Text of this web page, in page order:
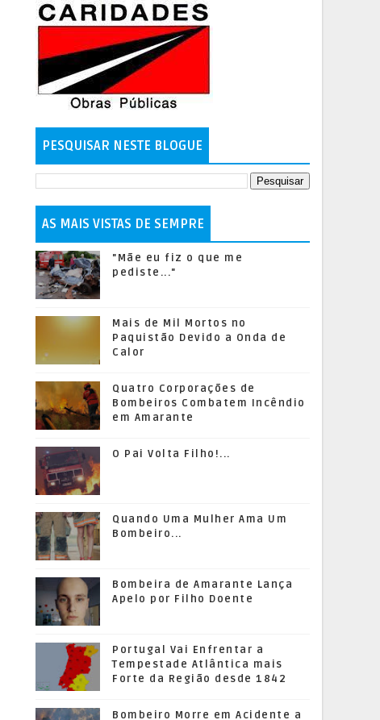
PESQUISAR NESTE BLOGUE
AS MAIS VISTAS DE SEMPRE
"Mãe eu fiz o que me
pediste..."
Mais de Mil Mortos no
Paquistão Devido a Onda de
Calor
Quatro Corporações de
Bombeiros Combatem Incêndio
em Amarante
O Pai Volta Filho!...
Quando Uma Mulher Ama Um
Bombeiro...
Bombeira de Amarante Lança
Apelo por Filho Doente
Portugal Vai Enfrentar a
Tempestade Atlântica mais
Forte da Região desde 1842
Bombeiro Morre em Acidente a